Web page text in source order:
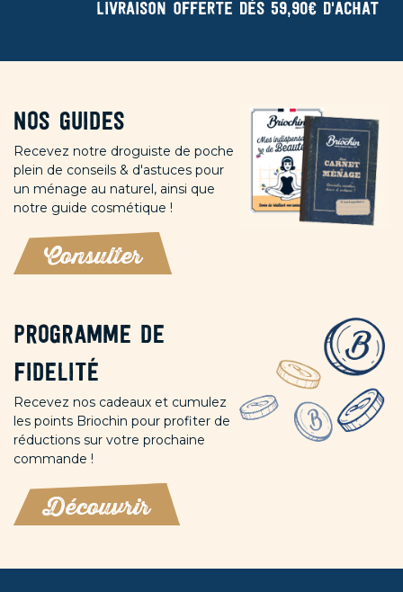
Livraison offerte dès 59,90€ d'achat
Nos guides
Recevez notre droguiste de poche
plein de conseils & d'astuces pour
un ménage au naturel, ainsi que
notre guide cosmétique !
Consulter
Programme de
fidelité
Recevez nos cadeaux et cumulez
les points Briochin pour profiter de
réductions sur votre prochaine
commande !
Découvrir